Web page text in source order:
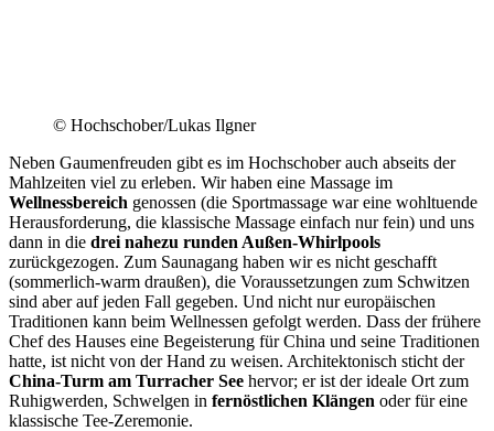
© Hochschober/Lukas Ilgner
Neben Gaumenfreuden gibt es im Hochschober auch abseits der
Mahlzeiten viel zu erleben. Wir haben eine Massage im
Wellnessbereich genossen (die Sportmassage war eine wohltuende
Herausforderung, die klassische Massage einfach nur fein) und uns
dann in die drei nahezu runden Außen-Whirlpools
zurückgezogen. Zum Saunagang haben wir es nicht geschafft
(sommerlich-warm draußen), die Voraussetzungen zum Schwitzen
sind aber auf jeden Fall gegeben. Und nicht nur europäischen
Traditionen kann beim Wellnessen gefolgt werden. Dass der frühere
Chef des Hauses eine Begeisterung für China und seine Traditionen
hatte, ist nicht von der Hand zu weisen. Architektonisch sticht der
China-Turm am Turracher See hervor; er ist der ideale Ort zum
Ruhigwerden, Schwelgen in fernöstlichen Klängen oder für eine
klassische Tee-Zeremonie.